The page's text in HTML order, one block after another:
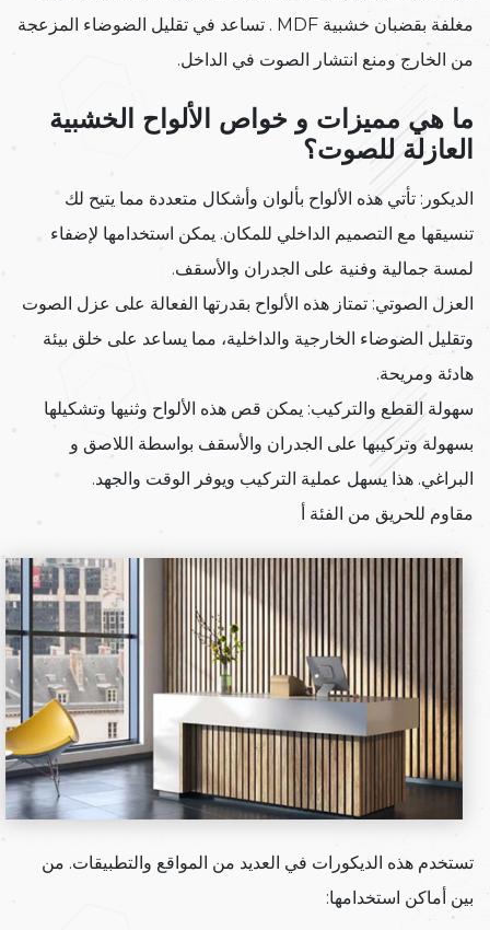
مغلفة بقضبان خشبية MDF . تساعد في تقليل الضوضاء المزعجة
من الخارج ومنع انتشار الصوت في الداخل.
ما هي مميزات و خواص الألواح الخشبية
العازلة للصوت؟
الديكور: تأتي هذه الألواح بألوان وأشكال متعددة مما يتيح لك
تنسيقها مع التصميم الداخلي للمكان. يمكن استخدامها لإضفاء
لمسة جمالية وفنية على الجدران والأسقف.
العزل الصوتي: تمتاز هذه الألواح بقدرتها الفعالة على عزل الصوت
وتقليل الضوضاء الخارجية والداخلية، مما يساعد على خلق بيئة
هادئة ومريحة.
سهولة القطع والتركيب: يمكن قص هذه الألواح وثنيها وتشكيلها
بسهولة وتركيبها على الجدران والأسقف بواسطة اللاصق و
البراغي. هذا يسهل عملية التركيب ويوفر الوقت والجهد.
مقاوم للحريق من الفئة أ
تستخدم هذه الديكورات في العديد من المواقع والتطبيقات. من
بين أماكن استخدامها: